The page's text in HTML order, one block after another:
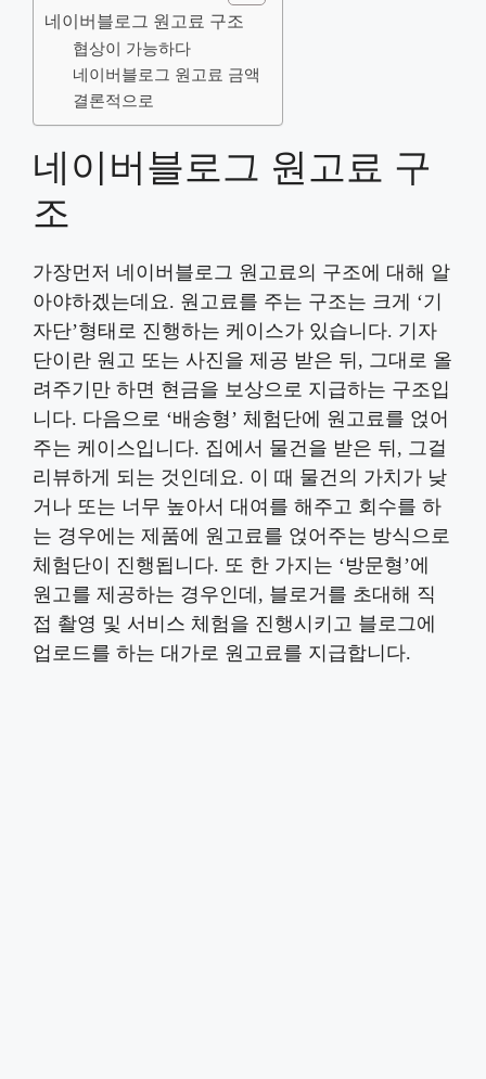
네이버블로그 원고료 구조
협상이 가능하다
네이버블로그 원고료 금액
결론적으로
네이버블로그 원고료 구
조
가장먼저 네이버블로그 원고료의 구조에 대해 알
아야하겠는데요. 원고료를 주는 구조는 크게 ‘기
자단’형태로 진행하는 케이스가 있습니다. 기자
단이란 원고 또는 사진을 제공 받은 뒤, 그대로 올
려주기만 하면 현금을 보상으로 지급하는 구조입
니다. 다음으로 ‘배송형’ 체험단에 원고료를 얹어
주는 케이스입니다. 집에서 물건을 받은 뒤, 그걸
리뷰하게 되는 것인데요. 이 때 물건의 가치가 낮
거나 또는 너무 높아서 대여를 해주고 회수를 하
는 경우에는 제품에 원고료를 얹어주는 방식으로
체험단이 진행됩니다. 또 한 가지는 ‘방문형’에
원고를 제공하는 경우인데, 블로거를 초대해 직
접 촬영 및 서비스 체험을 진행시키고 블로그에
업로드를 하는 대가로 원고료를 지급합니다.